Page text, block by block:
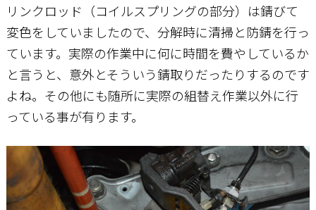
リンクロッド（コイルスプリングの部分）は錆びて
変色をしていましたので、分解時に清掃と防錆を行っ
ています。実際の作業中に何に時間を費やしているか
と言うと、意外とそういう錆取りだったりするのです
よね。その他にも随所に実際の組替え作業以外に行
っている事が有ります。